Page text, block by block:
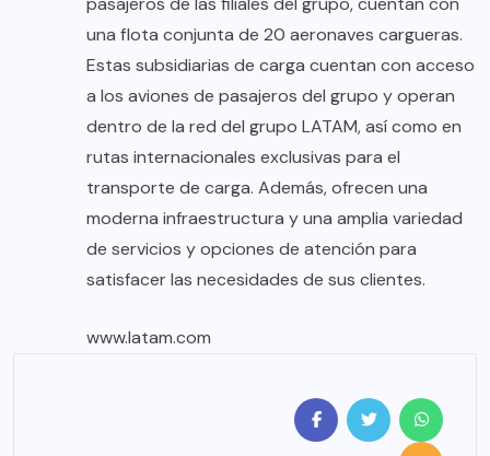
una flota conjunta de 20 aeronaves cargueras.
Estas subsidiarias de carga cuentan con acceso
a los aviones de pasajeros del grupo y operan
dentro de la red del grupo LATAM, así como en
rutas internacionales exclusivas para el
transporte de carga. Además, ofrecen una
moderna infraestructura y una amplia variedad
de servicios y opciones de atención para
satisfacer las necesidades de sus clientes.
www.latam.com